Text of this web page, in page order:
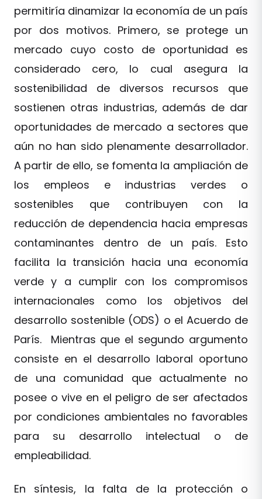
permitiría dinamizar la economía de un país
por dos motivos. Primero, se protege un
mercado cuyo costo de oportunidad es
considerado cero, lo cual asegura la
sostenibilidad de diversos recursos que
sostienen otras industrias, además de dar
oportunidades de mercado a sectores que
aún no han sido plenamente desarrollador.
A partir de ello, se fomenta la ampliación de
los empleos e industrias verdes o
sostenibles que contribuyen con la
reducción de dependencia hacia empresas
contaminantes dentro de un país. Esto
facilita la transición hacia una economía
verde y a cumplir con los compromisos
internacionales como los objetivos del
desarrollo sostenible (ODS) o el Acuerdo de
París. Mientras que el segundo argumento
consiste en el desarrollo laboral oportuno
de una comunidad que actualmente no
posee o vive en el peligro de ser afectados
por condiciones ambientales no favorables
para su desarrollo intelectual o de
empleabilidad.
En síntesis, la falta de la protección o